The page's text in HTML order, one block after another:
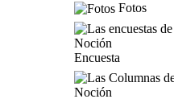
Fotos
Encuesta